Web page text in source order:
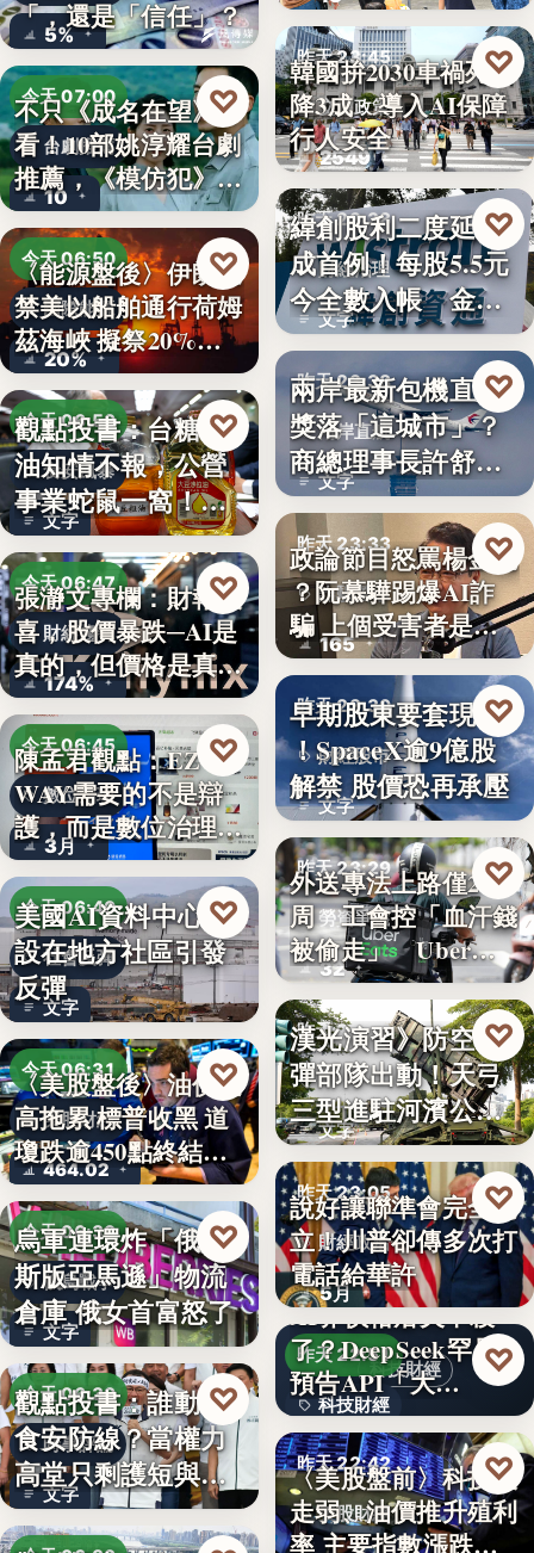
5%
「，還是「信任」？
今天 07:00
台劇推薦
10
不只《成名在望》好
看！10部姚淳耀台劇
推薦，《模仿犯》
變…
♡
今天 06:50
國際能源
20%
〈能源盤後〉伊朗擬
禁美以船舶通行荷姆
茲海峽 擬祭20%
貨…
♡
今天 06:50
食安風暴
文字
觀點投書：台糖毒
油知情不報，公營
事業蛇鼠一窩！人
民何堪？
♡
今天 06:47
財經趨勢
174%
張瀞文專欄：財報報
喜，股價暴跌─AI是
真的，但價格是真
的…
♡
今天 06:45
數位治理
3月
陳孟君觀點：EZ
WAY需要的不是辯
護，而是數位治理的
升…
♡
今天 06:40
社會反彈
文字
美國AI資料中心建
設在地方社區引發
反彈
♡
今天 06:31
美股財經
464.02
〈美股盤後〉油價走
高拖累 標普收黑 道
瓊跌逾450點終結…
♡
今天 06:30
俄烏戰爭
文字
烏軍連環炸「俄羅
斯版亞馬遜」物流
倉庫 俄女首富怒了
♡
今天 06:30
時事評論
文字
觀點投書：誰動了
食安防線？當權力
高堂只剩護短與卸
責
♡
學…
昨天 23:45
交通政策
2549
韓國拚2030車禍死亡
降3成 導入AI保障
行人安全
♡
昨天 23:38
財經治理
文字
緯創股利二度延發
成首例！每股5.5元
今全數入帳 金管
會曝…
♡
昨天 23:38
兩岸直航
文字
兩岸最新包機直航
獎落「這城市」？
商總理事長許舒博
透露8月…
♡
昨天 23:33
詐騙警示
165
政論節目怒罵楊金龍
？阮慕驊踢爆AI詐
騙 上個受害者是
「這…
♡
昨天 23:30
財經股市
文字
早期股東要套現了
！SpaceX逾9億股
解禁 股價恐再承壓
♡
昨天 23:29
勞資爭議
32
外送專法上路僅2
周 工會控「血汗錢
被偷走」 Uber…
♡
昨天 23:13
軍事演習
文字
漢光演習》防空飛
彈部隊出動！天弓
三型進駐河濱公
園 實地探…
♡
昨天 23:05
財經政治
5月
說好讓聯準會完全獨
立！川普卻傳多次打
電話給華許
♡
科技財經
昨天 22:51
科技財經
0.02
AI界價格屠夫不殺
了？DeepSeek罕見
預告API「大…
♡
昨天 22:42
美股財經
〈美股盤前〉科技股
走弱、油價推升殖利
率 主要指數漲跌互
♡